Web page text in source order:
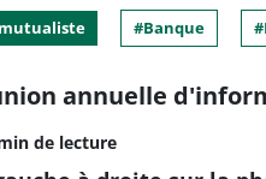
Banque
annuelle
de lecture